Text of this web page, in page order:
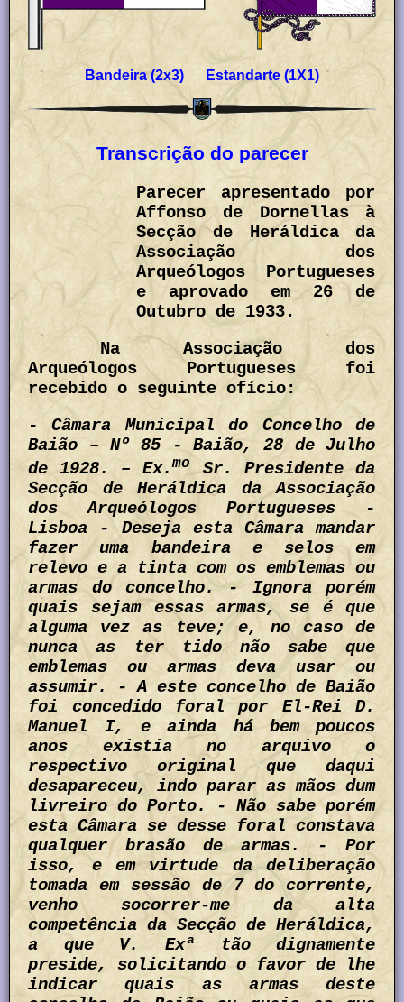
Bandeira (2x3) Estandarte (1X1)
Transcrição do parecer
Parecer apresentado por
Affonso de Dornellas à
Secção de Heráldica da
Associação dos
Arqueólogos Portugueses
e aprovado em 26 de
Outubro de 1933.
Na Associação dos
Arqueólogos Portugueses foi
recebido o seguinte ofício:
-Câmara Municipal do Concelho de
Baião – Nº 85 - Baião, 28 de Julho
de 1928. – Ex.moSr. Presidente da
Secção de Heráldica da Associação
dos Arqueólogos Portugueses -
Lisboa - Deseja esta Câmara mandar
fazer uma bandeira e selos em
relevo e a tinta com os emblemas ou
armas do concelho. - Ignora porém
quais sejam essas armas, se é que
alguma vez as teve; e, no caso de
nunca as ter tido não sabe que
emblemas ou armas deva usar ou
assumir. - A este concelho de Baião
foi concedido foral por El-Rei D.
Manuel I, e ainda há bem poucos
anos existia no arquivo o
respectivo original que daqui
desapareceu, indo parar as mãos dum
livreiro do Porto. - Não sabe porém
esta Câmara se desse foral constava
qualquer brasão de armas. - Por
isso, e em virtude da deliberação
tomada em sessão de 7 do corrente,
venho socorrer-me da alta
competência da Secção de Heráldica,
a que V. Exª tão dignamente
preside, solicitando o favor de lhe
indicar quais as armas deste